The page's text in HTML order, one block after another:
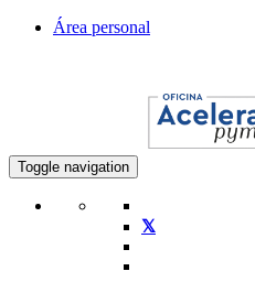
Área personal
Toggle navigation